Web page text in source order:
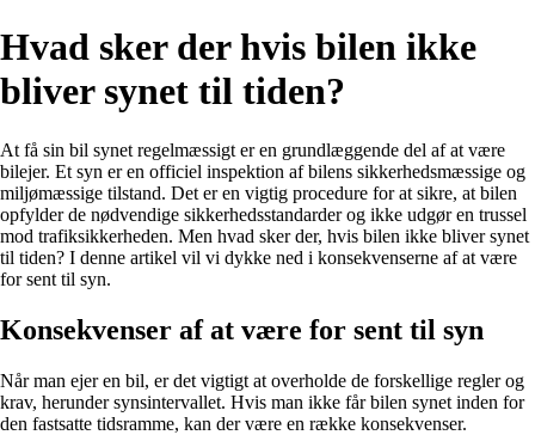
Hvad sker der hvis bilen ikke
bliver synet til tiden?
At få sin bil synet regelmæssigt er en grundlæggende del af at være
bilejer. Et syn er en officiel inspektion af bilens sikkerhedsmæssige og
miljømæssige tilstand. Det er en vigtig procedure for at sikre, at bilen
opfylder de nødvendige sikkerhedsstandarder og ikke udgør en trussel
mod trafiksikkerheden. Men hvad sker der, hvis bilen ikke bliver synet
til tiden? I denne artikel vil vi dykke ned i konsekvenserne af at være
for sent til syn.
Konsekvenser af at være for sent til syn
Når man ejer en bil, er det vigtigt at overholde de forskellige regler og
krav, herunder synsintervallet. Hvis man ikke får bilen synet inden for
den fastsatte tidsramme, kan der være en række konsekvenser.